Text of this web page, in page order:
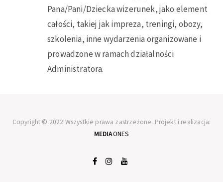
Pana/Pani/Dziecka wizerunek, jako element
całości, takiej jak impreza, treningi, obozy,
szkolenia, inne wydarzenia organizowane i
prowadzone w ramach działalności
Administratora.
Copyright © 2022 Wszystkie prawa zastrzeżone. Projekt i realizacja:
MEDIAONES